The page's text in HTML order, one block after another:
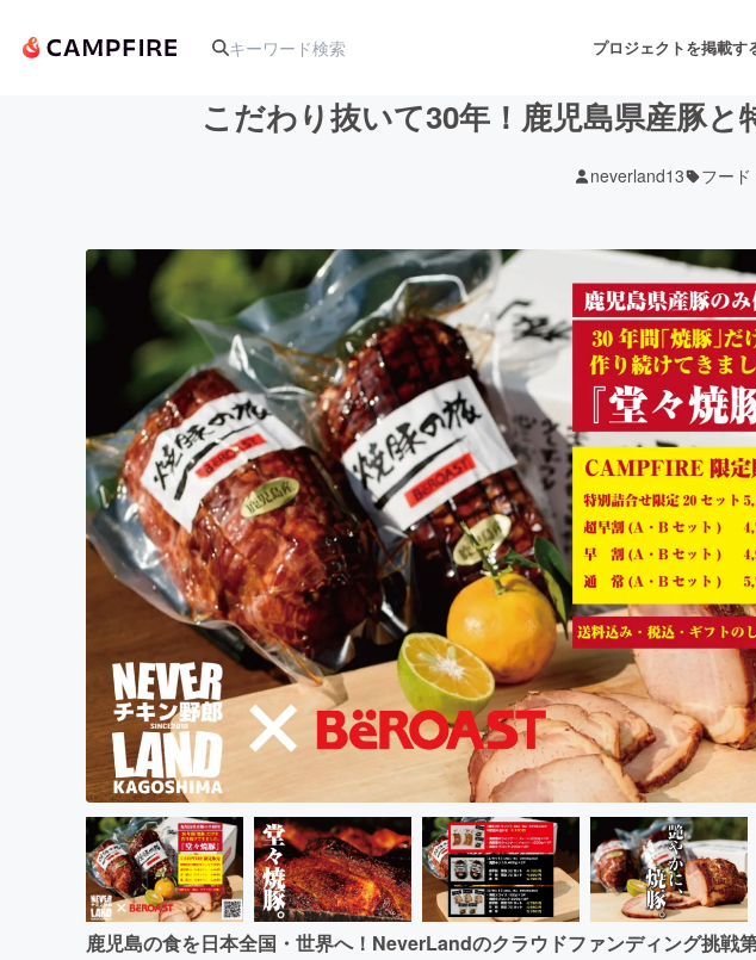
プロジェクトを掲載す
アート・写真 音楽
テクノロジー・ガジェット ゲーム・サービス開発
映像・映画 書籍・雑誌出版
ビジネス・起業 チャレンジ
まちづくり・地域活性化
CAMPFIRE for
CAMPFIREふる
こだわり抜いて30年！鹿児島県産豚
neverland13 フー
鹿児島の食を日本全国・世界へ！NeverLandのクラウドファンディング挑戦